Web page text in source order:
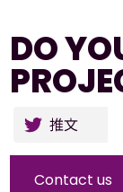
DO
Contact us